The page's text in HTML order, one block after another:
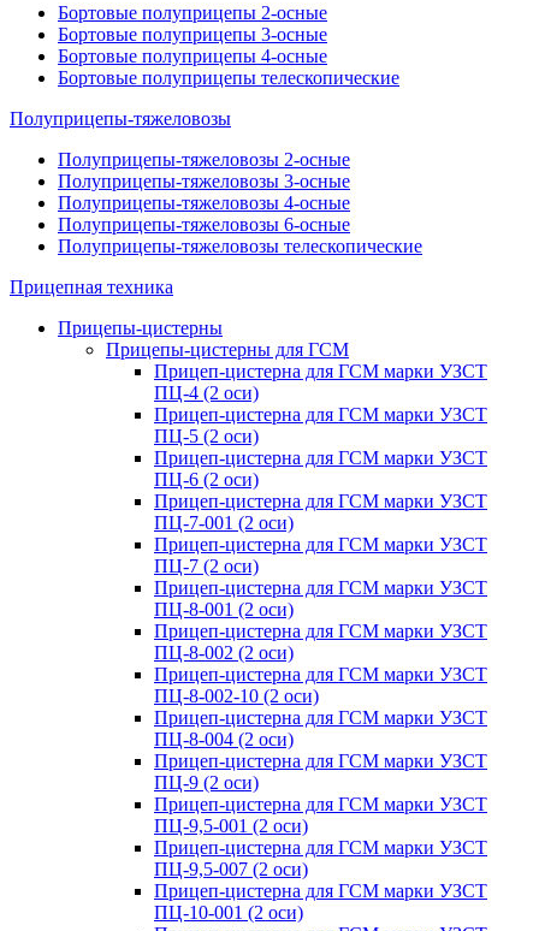
Бортовые полуприцепы 2-осные
Бортовые полуприцепы 3-осные
Бортовые полуприцепы 4-осные
Бортовые полуприцепы телескопические
Полуприцепы-тяжеловозы
Полуприцепы-тяжеловозы 2-осные
Полуприцепы-тяжеловозы 3-осные
Полуприцепы-тяжеловозы 4-осные
Полуприцепы-тяжеловозы 6-осные
Полуприцепы-тяжеловозы телескопические
Прицепная техника
Прицепы-цистерны
Прицепы-цистерны для ГСМ
Прицеп-цистерна для ГСМ марки УЗСТ
ПЦ-4 (2 оси)
Прицеп-цистерна для ГСМ марки УЗСТ
ПЦ-5 (2 оси)
Прицеп-цистерна для ГСМ марки УЗСТ
ПЦ-6 (2 оси)
Прицеп-цистерна для ГСМ марки УЗСТ
ПЦ-7-001 (2 оси)
Прицеп-цистерна для ГСМ марки УЗСТ
ПЦ-7 (2 оси)
Прицеп-цистерна для ГСМ марки УЗСТ
ПЦ-8-001 (2 оси)
Прицеп-цистерна для ГСМ марки УЗСТ
ПЦ-8-002 (2 оси)
Прицеп-цистерна для ГСМ марки УЗСТ
ПЦ-8-002-10 (2 оси)
Прицеп-цистерна для ГСМ марки УЗСТ
ПЦ-8-004 (2 оси)
Прицеп-цистерна для ГСМ марки УЗСТ
ПЦ-9 (2 оси)
Прицеп-цистерна для ГСМ марки УЗСТ
ПЦ-9,5-001 (2 оси)
Прицеп-цистерна для ГСМ марки УЗСТ
ПЦ-9,5-007 (2 оси)
Прицеп-цистерна для ГСМ марки УЗСТ
ПЦ-10-001 (2 оси)